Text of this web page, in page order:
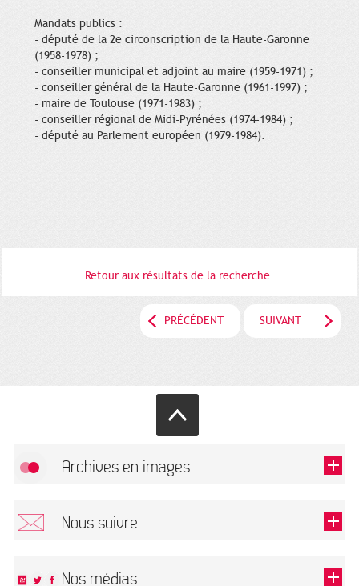
Mandats publics :
- député de la 2e circonscription de la Haute-Garonne
(1958-1978) ;
- conseiller municipal et adjoint au maire (1959-1971) ;
- conseiller général de la Haute-Garonne (1961-1997) ;
- maire de Toulouse (1971-1983) ;
- conseiller régional de Midi-Pyrénées (1974-1984) ;
- député au Parlement européen (1979-1984).
Retour aux résultats de la recherche
PRÉCÉDENT SUIVANT
Archives en images
Nous suivre
Nos médias